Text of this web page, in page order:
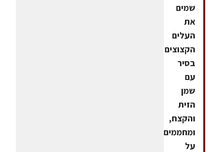
שמים
את
העלים
הקצוצים
בסיר
עם
שמן
הזית
והקצח,
ומחממים
על